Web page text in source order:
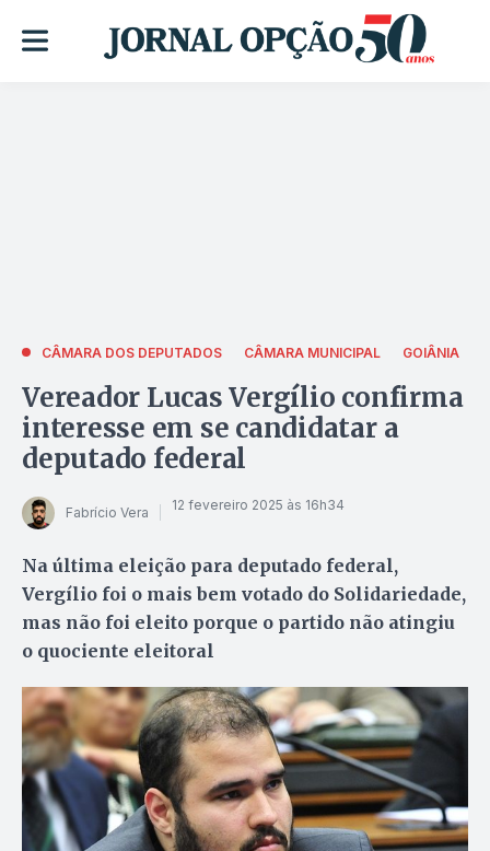
CÂMARA DOS DEPUTADOS CÂMARA MUNICIPAL GOIÂNIA
Vereador Lucas Vergílio confirma
interesse em se candidatar a
deputado federal
Fabrício Vera 12 fevereiro 2025 às 16h34
Na última eleição para deputado federal,
Vergílio foi o mais bem votado do Solidariedade,
mas não foi eleito porque o partido não atingiu
o quociente eleitoral